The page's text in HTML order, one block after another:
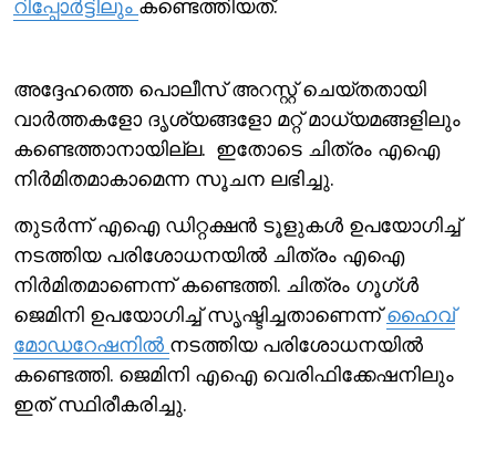
റിപ്പോര്‍ട്ടിലും കണ്ടെത്തിയത്.
അദ്ദേഹത്തെ പൊലീസ് അറസ്റ്റ് ചെയ്തതായി
വാര്‍ത്തകളോ ദൃശ്യങ്ങളോ മറ്റ് മാധ്യമങ്ങളിലും
കണ്ടെത്താനായില്ല. ഇതോടെ ചിത്രം എഐ
നിര്‍മിതമാകാമെന്ന സൂചന ലഭിച്ചു.
തുടര്‍ന്ന് എഐ ഡിറ്റക്ഷന്‍ ടൂളുകള്‍ ഉപയോഗിച്ച്
നടത്തിയ പരിശോധനയില്‍ ചിത്രം എഐ
നിര്‍മിതമാണെന്ന് കണ്ടെത്തി. ചിത്രം ഗൂഗ്ള്‍
ജെമിനി ഉപയോഗിച്ച് സൃഷ്ടിച്ചതാണെന്ന്ഹൈവ്
മോഡറേഷനില്‍ നടത്തിയ പരിശോധനയില്‍
കണ്ടെത്തി. ജെമിനി എഐ വെരിഫിക്കേഷനിലും
ഇത് സ്ഥിരീകരിച്ചു.